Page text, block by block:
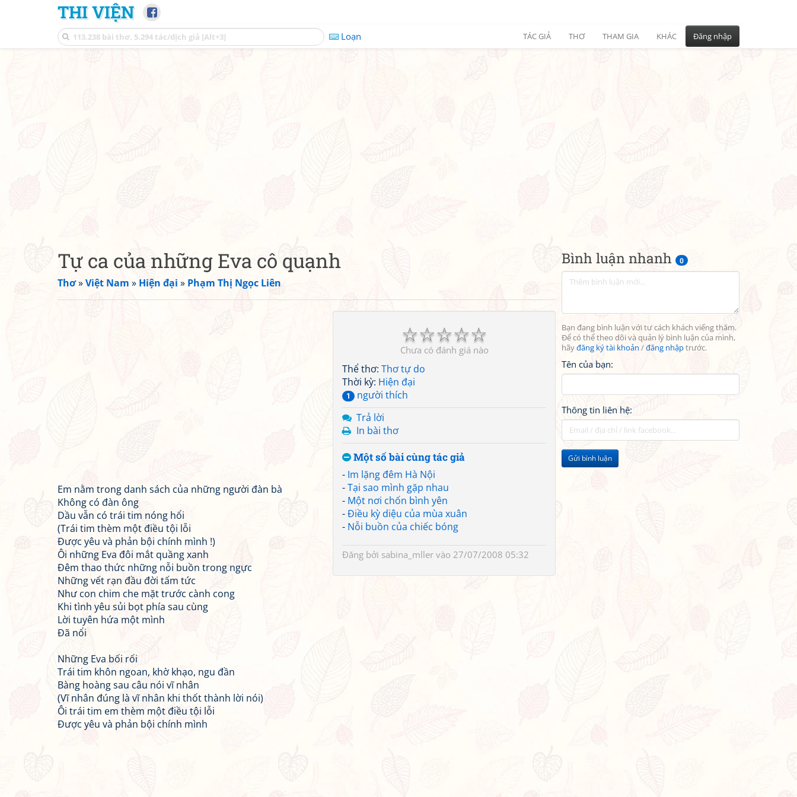
THI VIỆN
Loạn TÁC GIẢ THƠ THAM GIA KHÁC Đăng nhập
Bình luận nhanh 0
Bạn đang bình luận với tư cách khách viếng thăm.
Để có thể theo dõi và quản lý bình luận của mình,
hãyđăng ký tài khoản /đăng nhậptrước.
Tên của bạn:
Thông tin liên hệ:
Gửi bình luận
Tự ca của những Eva cô quạnh
Thơ»Việt Nam » Hiện đại » Phạm Thị Ngọc Liên
☆
☆
☆
☆
☆
Chưa có đánh giá nào
Thể thơ: Thơ tự do
Thời kỳ: Hiện đại
1
người thích
Trả lời
In bài thơ
Một số bài cùng tác giả
- Im lặng đêm Hà Nội
-Tại sao mình gặp nhau
- Một nơi chốn bình yên
-Điều kỳ diệu của mùa xuân
- Nỗi buồn của chiếc bóng
Đăng bởi sabina_mller vào 27/07/2008 05:32
Em nằm trong danh sách của những người đàn bà
Không có đàn ông
Dầu vẫn có trái tim nóng hổi
(Trái tim thèm một điều tội lỗi
Được yêu và phản bội chính mình !)
Ôi những Eva đôi mắt quầng xanh
Đêm thao thức những nỗi buồn trong ngực
Những vết rạn đầu đời tấm tức
Như con chim che mặt trước cành cong
Khi tình yêu sủi bọt phía sau cùng
Lời tuyên hứa một mình
Đã nổi
Những Eva bối rối
Trái tim khôn ngoan, khờ khạo, ngu đần
Bàng hoàng sau câu nói vĩ nhân
(Vĩ nhân đúng là vĩ nhân khi thốt thành lời nói)
Ôi trái tim em thèm một điều tội lỗi
Được yêu và phản bội chính mình